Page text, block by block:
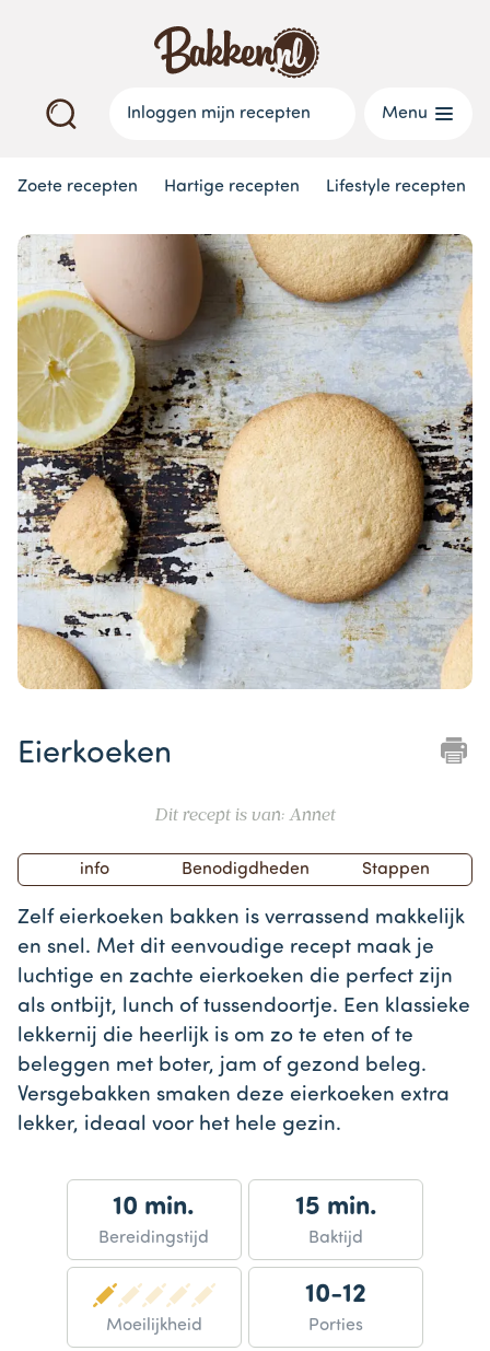
Inloggen mijn recepten Menu
Zoete recepten Hartige recepten Lifestyle recepten
Eierkoeken
Dit recept is van: Annet
of
info Benodigdheden Stappen
Zelf eierkoeken bakken is verrassend makkelijk
en snel. Met dit eenvoudige recept maak je
luchtige en zachte eierkoeken die perfect zijn
als ontbijt, lunch of tussendoortje. Een klassieke
lekkernij die heerlijk is om zo te eten of te
beleggen met boter, jam of gezond beleg.
Versgebakken smaken deze eierkoeken extra
lekker, ideaal voor het hele gezin.
10 min.
Bereidingstijd
15 min.
Baktijd
Moeilijkheid
10-12
Porties